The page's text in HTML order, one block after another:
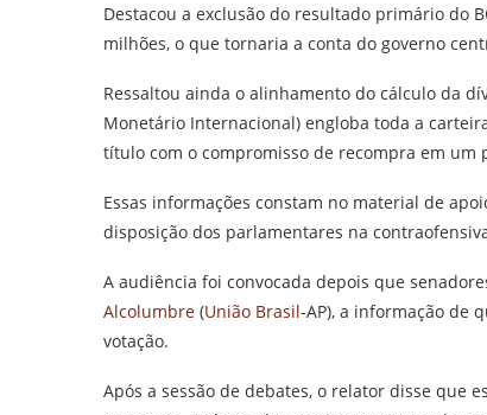
Destacou a exclusão do resultado primário do
milhões, o que tornaria a conta do governo
Ressaltou ainda o alinhamento do cálculo da
Monetário Internacional) engloba toda a
título com o compromisso de recompra em um
Essas informações constam no material de
disposição dos parlamentares na
A audiência foi convocada depois que
Alcolumbre (União Brasil-AP), a informação de
votação.
Após a sessão de debates, o relator disse que